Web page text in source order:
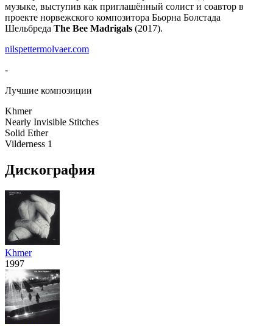
музыке, выступив как приглашённый солист и соавтор в
проекте норвежского композитора Бьорна Болстада
Шельбреда The Bee Madrigals (2017).
nilspettermolvaer.com
-
Лучшие композиции
Khmer
Nearly Invisible Stitches
Solid Ether
Vilderness 1
Дискография
Khmer
1997